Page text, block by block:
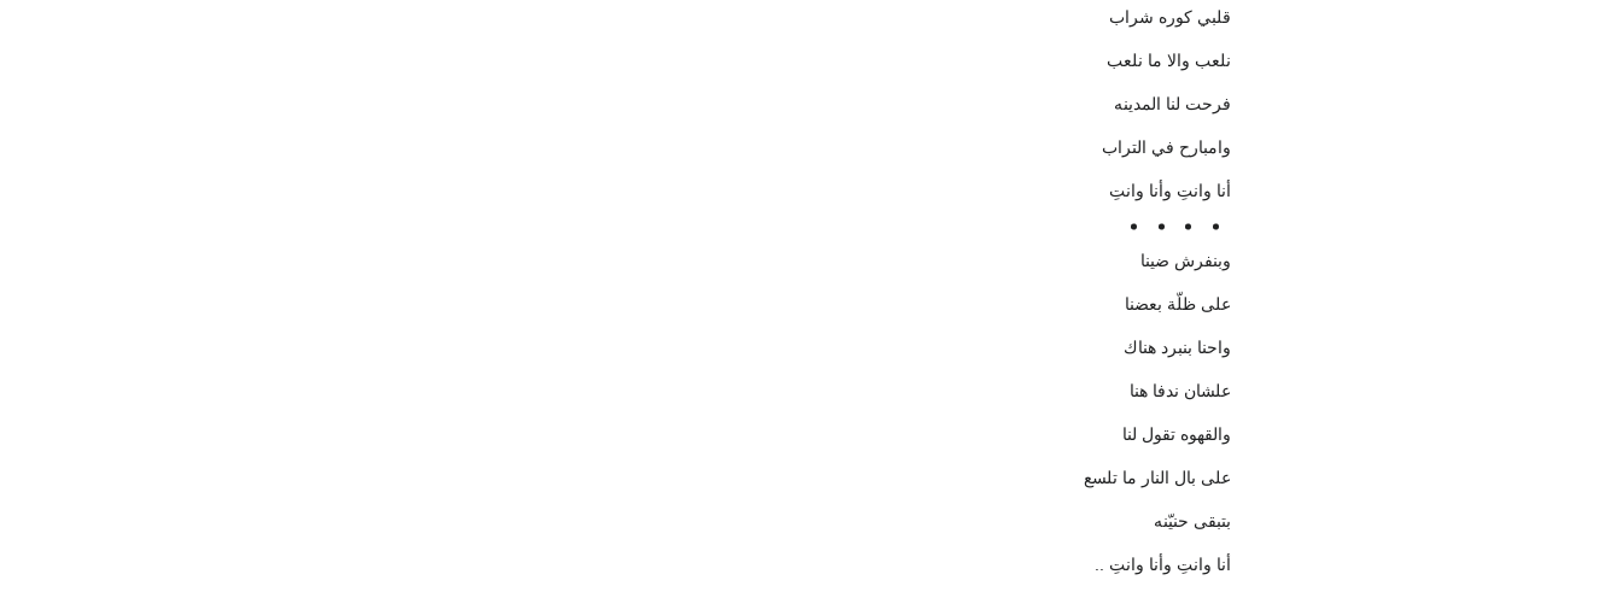
قلبي كوره شراب
نلعب والا ما نلعب
فرحت لنا المدينه
وامبارح في التراب
أنا وانتِ وأنا وانتِ
وبنفرش ضينا
على ظلّة بعضنا
واحنا بنبرد هناك
علشان ندفا هنا
والقهوه تقول لنا
على بال النار ما تلسع
بتبقى حنيّنه
أنا وانتِ وأنا وانتِ ..